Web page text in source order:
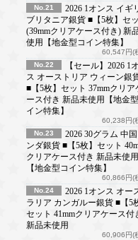
No.21
2026 1オンス イギ
ブリタニア銀貨 ■【5枚】セ
(39mmクリアケース付き) 新
使用【地金型コイン特集】
60,547円(
No.22
【セール】2026 1
ス オーストリア ウィーン銀
■【5枚】セット 37mmクリア
ース付き 新品未使用【地金
イン特集】
60,238円(
No.23
2026 30グラム 中
ンダ銀貨 ■【5枚】セット
クリアケース付き 新品未使用
【地金型コイン特集】
60,866円(
No.24
2026 1オンス オー
ラリア カンガルー銀貨 ■【5
セット 41mmクリアケース付
新品未使用
60,906円(